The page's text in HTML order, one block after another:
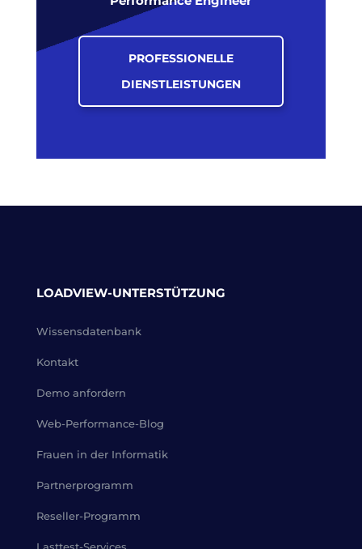
PROFESSIONELLE
DIENSTLEISTUNGEN
LOADVIEW-UNTERSTÜTZUNG
Wissensdatenbank
Kontakt
Demo anfordern
Web-Performance-Blog
Frauen in der Informatik
Partnerprogramm
Reseller-Programm